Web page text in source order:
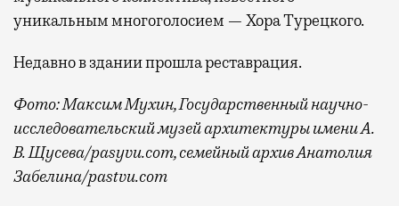
уникальным многоголосием — Хора Турецкого.
Недавно в здании прошла реставрация.
Фото: Максим Мухин, Государственный научно-
исследовательский музей архитектуры имени А.
В. Щусева/pasyvu.com, семейный архив Анатолия
Забелина/pastvu.com